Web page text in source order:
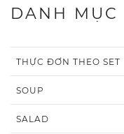
DANH MỤC
THỰC ĐƠN THEO SET
SOUP
SALAD